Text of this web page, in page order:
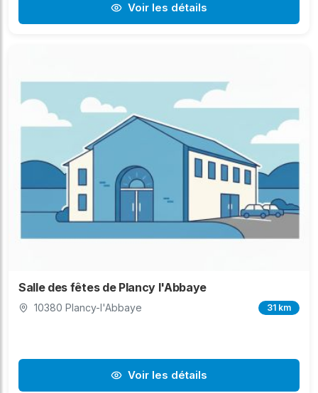
Voir les détails
Salle des fêtes de Plancy l'Abbaye
10380 Plancy-l'Abbaye 31 km
Voir les détails